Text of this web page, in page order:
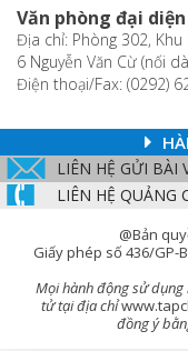
Văn phòng đại
Địa chỉ: Phòng 302,
6 Nguyễn Văn Cừ (nối
Điện thoại/Fax: (0292)
LIÊN HỆ GỬI BÀI
LIÊN HỆ QUẢNG
@Bản
Giấy phép số 436/GP-
Mọi hành động sử dụng
tử tại địa chỉ
đồng ý